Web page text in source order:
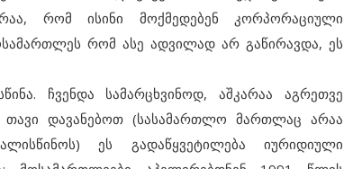
რომ ისინი მოქმედებენ კორპორაციული
რომ ასე ადვილად არ გაწირავდა, ეს
ჩვენდა სამარცხვინოდ, აშკარაა აგრეთვე
დავანებოთ (სასამართლო მართლაც არაა
ეს გადაწყვეტილება იურიდიული